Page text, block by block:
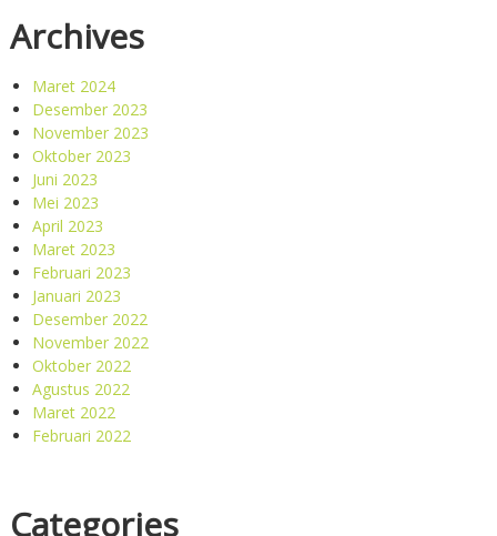
Archives
Maret 2024
Desember 2023
November 2023
Oktober 2023
Juni 2023
Mei 2023
April 2023
Maret 2023
Februari 2023
Januari 2023
Desember 2022
November 2022
Oktober 2022
Agustus 2022
Maret 2022
Februari 2022
Categories